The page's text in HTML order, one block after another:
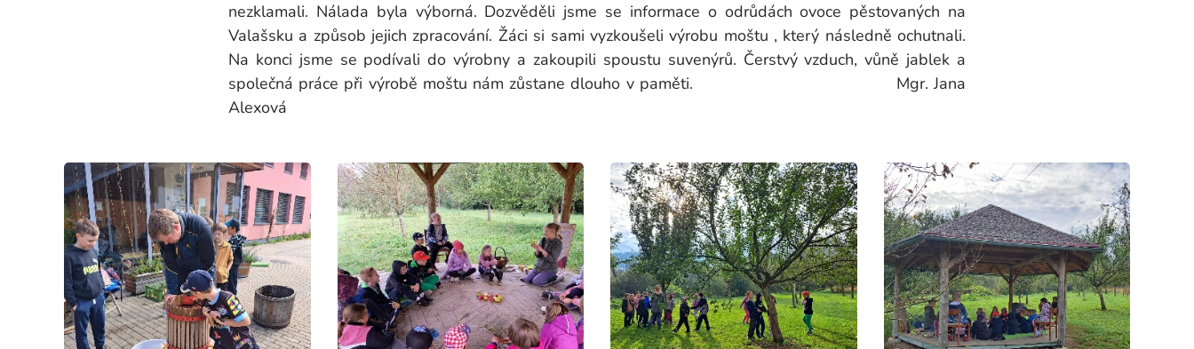
nezklamali. Nálada byla výborná. Dozvěděli jsme se informace o odrůdách ovoce pěstovaných na
Valašsku a způsob jejich zpracování. Žáci si sami vyzkoušeli výrobu moštu , který následně ochutnali.
Na konci jsme se podívali do výrobny a zakoupili spoustu suvenýrů. Čerstvý vzduch, vůně jablek a
společná práce při výrobě moštu nám zůstane dlouho v paměti. Mgr. Jana
Alexová